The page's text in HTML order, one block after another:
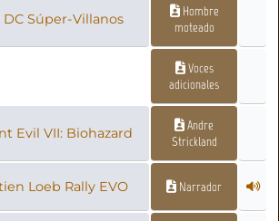
DC Súper-Villanos
Hombre
moteado
Voces
adicionales
Evil VII: Biohazard
Andre
Strickland
Loeb Rally EVO Narrador